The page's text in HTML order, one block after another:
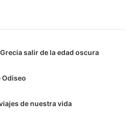
Grecia salir de la edad oscura
de nuestra vida